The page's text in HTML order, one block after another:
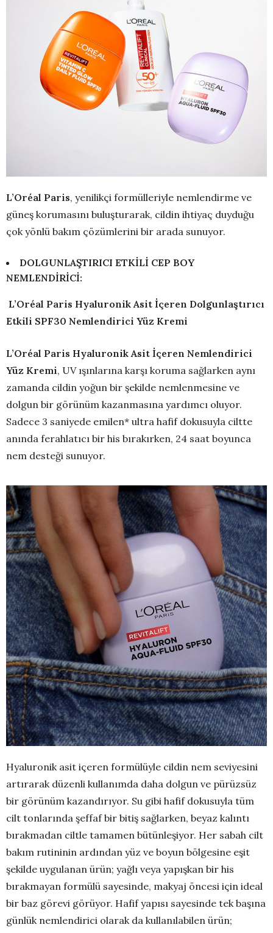
L’Oréal Paris, yenilikçi formülleriyle nemlendirme ve
güneş korumasını buluşturarak, cildin ihtiyaç duyduğu
çok yönlü bakım çözümlerini bir arada sunuyor.
DOLGUNLAŞTIRICI ETKİLİ CEP BOY
NEMLENDİRİCİ:
L’Oréal Paris Hyaluronik Asit İçeren Dolgunlaştırıcı
Etkili SPF30 Nemlendirici Yüz Kremi
L’Oréal Paris Hyaluronik Asit İçeren Nemlendirici
Yüz Kremi, UV ışınlarına karşı koruma sağlarken aynı
zamanda cildin yoğun bir şekilde nemlenmesine ve
dolgun bir görünüm kazanmasına yardımcı oluyor.
Sadece 3 saniyede emilen* ultra hafif dokusuyla ciltte
anında ferahlatıcı bir his bırakırken, 24 saat boyunca
nem desteği sunuyor.
Hyaluronik asit içeren formülüyle cildin nem seviyesini
artırarak düzenli kullanımda daha dolgun ve pürüzsüz
bir görünüm kazandırıyor. Su gibi hafif dokusuyla tüm
cilt tonlarında şeffaf bir bitiş sağlarken, beyaz kalıntı
bırakmadan ciltle tamamen bütünleşiyor. Her sabah cilt
bakım rutininin ardından yüz ve boyun bölgesine eşit
şekilde uygulanan ürün; yağlı veya yapışkan bir his
bırakmayan formülü sayesinde, makyaj öncesi için ideal
bir baz görevi görüyor. Hafif yapısı sayesinde tek başına
günlük nemlendirici olarak da kullanılabilen ürün;